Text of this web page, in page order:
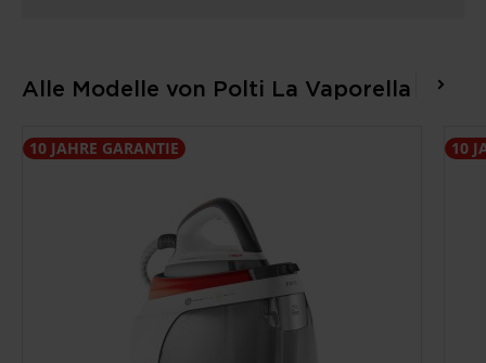
Alle Modelle von Polti La Vaporella
10 JAHRE GARANTIE 10